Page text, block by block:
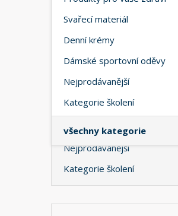
Svařecí materiál
Denní krémy
Dámské sportovní oděvy
Nejprodávanější
Kategorie školení
všechny kategorie
n
Energie
Spánek
AKČNÍ BALÍČKY 2+1
Produkty pro vaše zdraví
Svařecí materiál
Denní krémy
Dámské sportovní oděvy
Nejprodávanější
Kategorie školení